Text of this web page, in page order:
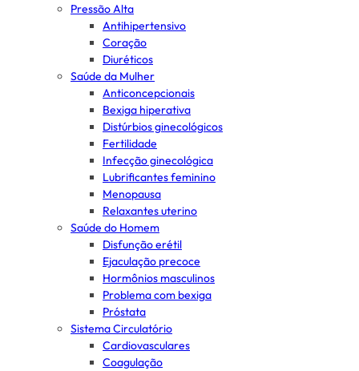
Pressão Alta
Antihipertensivo
Coração
Diuréticos
Saúde da Mulher
Anticoncepcionais
Bexiga hiperativa
Distúrbios ginecológicos
Fertilidade
Infecção ginecológica
Lubrificantes feminino
Menopausa
Relaxantes uterino
Saúde do Homem
Disfunção erétil
Ejaculação precoce
Hormônios masculinos
Problema com bexiga
Próstata
Sistema Circulatório
Cardiovasculares
Coagulação